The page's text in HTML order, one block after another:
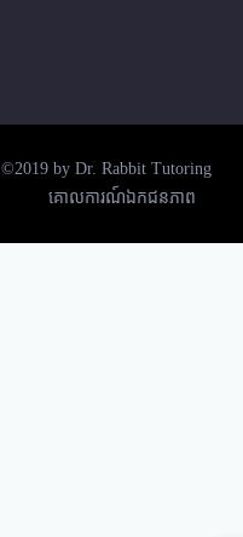
©2019 by Dr. Rabbit Tutoring
គោលការណ៍ឯកជនភាព